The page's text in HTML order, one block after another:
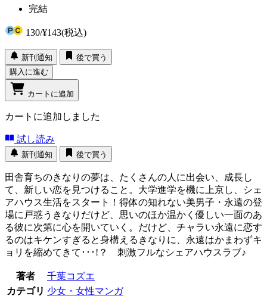
完結
130/¥143(税込)
新刊通知
後で買う
購入に進む
カートに追加
カートに追加しました
試し読み
新刊通知 後で買う
田舎育ちのきなりの夢は、たくさんの人に出会い、成長し
て、新しい恋を見つけること。大学進学を機に上京し、シェ
アハウス生活をスタート！得体の知れない美男子・永遠の登
場に戸惑うきなりだけど、思いのほか温かく優しい一面のあ
る彼に次第に心を開いていく。だけど、チャラい永遠に恋す
るのはキケンすぎると身構えるきなりに、永遠はかまわずキ
ョリを縮めてきて･･･!？ 刺激フルなシェアハウスラブ♪
著者
千葉コズエ
カテゴリ 少女・女性マンガ